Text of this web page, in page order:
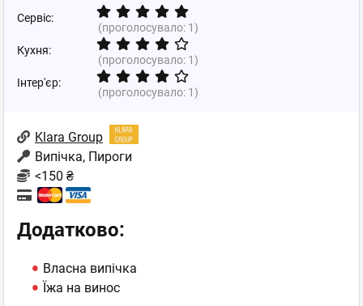
Сервіс:
(проголосувало: 1)
Кухня:
(проголосувало: 1)
Інтер'єр:
(проголосувало: 1)
Klara Group
Випічка, Пироги
<150 ₴
Додатково:
Власна випічка
Їжа на винос